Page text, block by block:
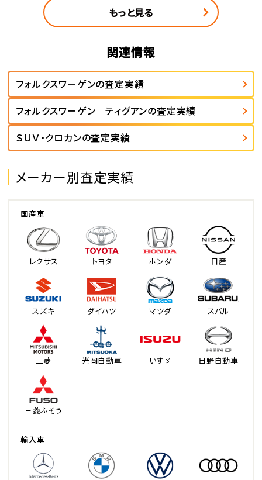
もっと見る
関連情報
フォルクスワーゲンの査定実績
フォルクスワーゲン ティグアンの査定実績
ＳＵＶ・クロカンの査定実績
メーカー別査定実績
国産車
レクサス トヨタ ホンダ 日産
スズキ ダイハツ マツダ スバル
三菱 光岡自動車 いすゞ 日野自動車
三菱ふそう
輸入車